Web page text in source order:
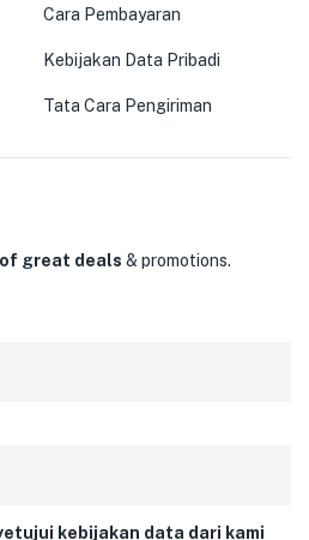
Cara Pembayaran
Kebijakan Data Pribadi
Tata Cara Pengiriman
great deals & promotions.
kebijakan data dari kami